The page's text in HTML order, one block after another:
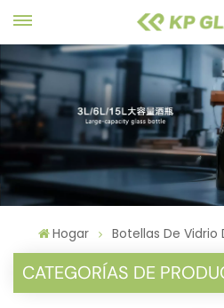
Hogar Botellas De Vidrio
CATEGORÍAS DE